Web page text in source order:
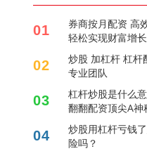
01
券商按月配资 高
轻松实现财富增长
02
炒股 加杠杆 杠杆
专业团队
03
杠杆炒股是什么
翻翻配资顶尖A神
04
炒股用杠杆亏钱
险吗？